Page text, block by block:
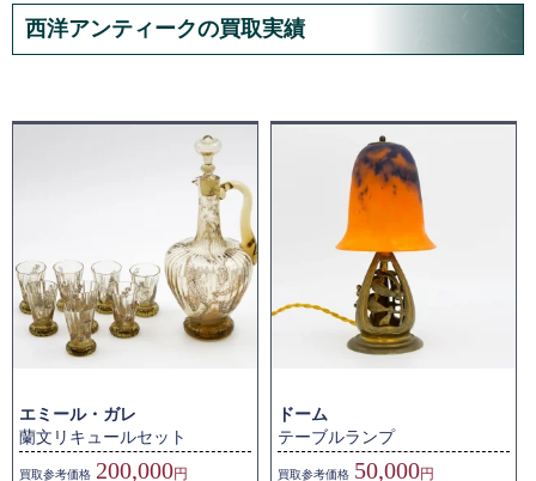
西洋アンティークの買取実績
エミール・ガレ
蘭文リキュールセット
買取参考価格 200,000円
ドーム
テーブルランプ
買取参考価格 50,000円